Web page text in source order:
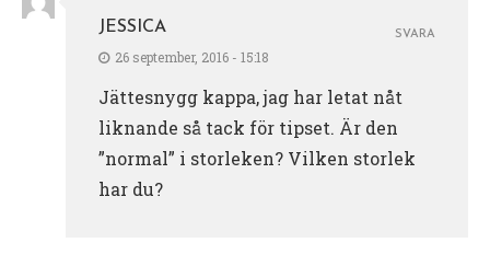
JESSICA
26 september, 2016 - 15:18
Jättesnygg kappa, jag har letat nåt
liknande så tack för tipset. Är den
”normal” i storleken? Vilken storlek
har du?
SVARA